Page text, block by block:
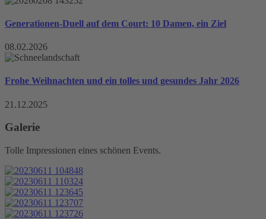
Generationen-Duell auf dem Court: 10 Damen, ein Ziel
08.02.2026
Frohe Weihnachten und ein tolles und gesundes Jahr 2026
21.12.2025
Galerie
Tolle Impressionen eines schönen Events.